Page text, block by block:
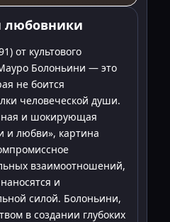
от культового
Болоньини — это
не боится
человеческой души.
и шокирующая
и любви», картина
взаимоотношений,
и
силой. Болоньини,
в создании глубоких